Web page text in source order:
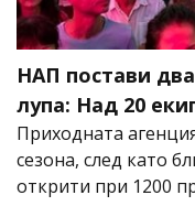
НАП постави
лупа: Над 20
Приходната
сезона, след като
открити при 1200